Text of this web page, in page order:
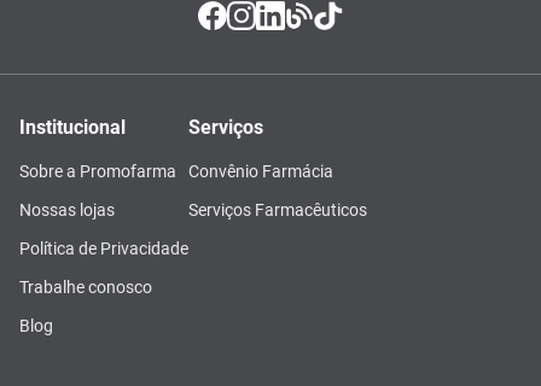
Institucional
Sobre a Promofarma
Nossas lojas
Política de Privacidade
Trabalhe conosco
Blog
Serviços
Convênio Farmácia
Serviços Farmacêuticos